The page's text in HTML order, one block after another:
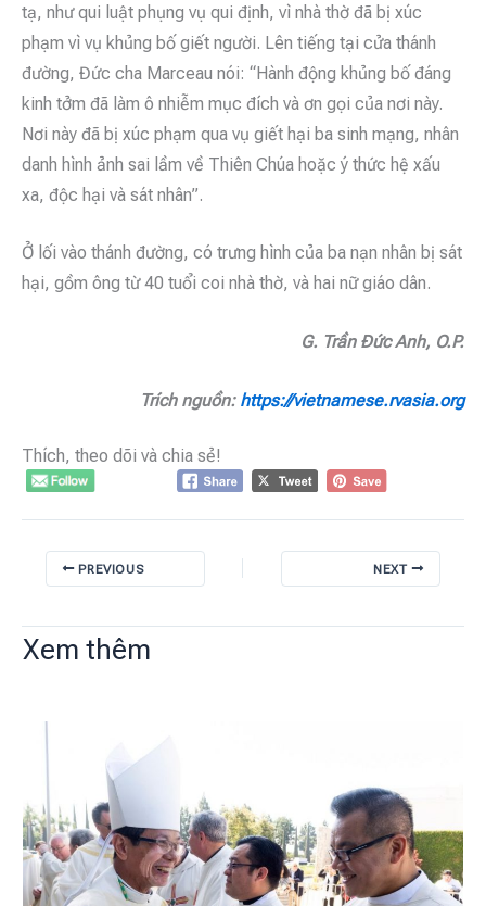
tạ, như qui luật phụng vụ qui định, vì nhà thờ đã bị xúc
phạm vì vụ khủng bố giết người. Lên tiếng tại cửa thánh
đường, Đức cha Marceau nói: “Hành động khủng bố đáng
kinh tởm đã làm ô nhiễm mục đích và ơn gọi của nơi này.
Nơi này đã bị xúc phạm qua vụ giết hại ba sinh mạng, nhân
danh hình ảnh sai lầm về Thiên Chúa hoặc ý thức hệ xấu
xa, độc hại và sát nhân”.
Ở lối vào thánh đường, có trưng hình của ba nạn nhân bị sát
hại, gồm ông từ 40 tuổi coi nhà thờ, và hai nữ giáo dân.
G. Trần Đức Anh, O.P.
Trích nguồn: https://vietnamese.rvasia.org
Thích, theo dõi và chia sẻ!
PREVIOUS NEXT
Xem thêm